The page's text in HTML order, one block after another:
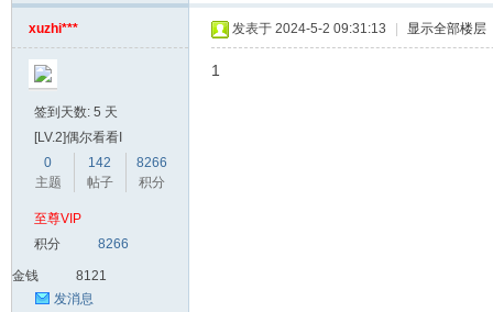
xuzhi***
签到天数: 5 天
[LV.2]偶尔看看I
0
主题
142
帖子
8266
积分
至尊VIP
积分
8266
金钱
8121
发消息
发表于 2024-5-2 09:31:13 显示全部楼层
1